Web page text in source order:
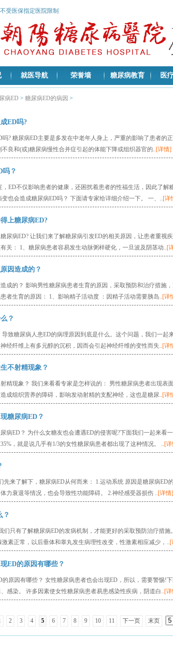
受医保指定医院限制
就医导航 荣誉墙 糖尿病教育 医
病ED > 糖尿病ED的病因 >
ED吗?
? 糖尿病ED主要是多发在中老年人身上，严重的影响了患者的
良和(或)糖尿病慢性合并症引起的体能下降或组织器官的..[详情]
吗？
ED不仅影响患者的健康，还困扰着患者的性福生活，因此了解
也会造成糖尿病ED吗？ 下面请专家给详细介绍一下。 一、..[详
上糖尿病ED?
尿病ED? 让我们来了解糖尿病引发ED的相关原因，让患者重视
关： 1、糖尿病患者容易发生动脉粥样硬化，一旦波及阴茎动..[
因造成的？
成的？ 影响男性糖尿病患者生育的原因，采取预防和治疗措施
者生育的原因： 1、影响精子活动度 ：因精子活动需要胰岛..[详
？
致糖尿病人患ED的病理原因到底是什么。这个问题，我们一起
经纤维上有多元醇的沉积，因而会引起神经纤维的变性而失..[详
不射精现象？
精现象？ 我们来看看专家是怎样说的： 男性糖尿病患者出现表
成组织营养的障碍，影响发动射精的支配神经，这也是糖尿..[详
糖尿病ED？
病ED？ 为什么女糖友也会遭遇ED的侵害呢?下面我们一起来看
，就是说几乎有1/3的女性糖尿病患者都出现了这种情况。 ..[
先来了解下，糖尿病ED从何而来： 1.运动系统 原因是糖尿病ED
力衰退等情况，也会导致性功能障碍。 2.神经感受器损伤 ..[详情]
？
们只有了解糖尿病ED的发病机制，才能更好的采取预防治疗措
素正常，以后垂体和睾丸发生病理性改变，性激素相应减少，..[
ED的原因有哪些？
原因有哪些？ 女性糖尿病患者也会出现ED，所以，需要警惕!
感染。 许多因素使女性糖尿病患者易患感染性疾病，阴道白..[
2 3 4 5 6 7 8 9 10 11 下一页 末页